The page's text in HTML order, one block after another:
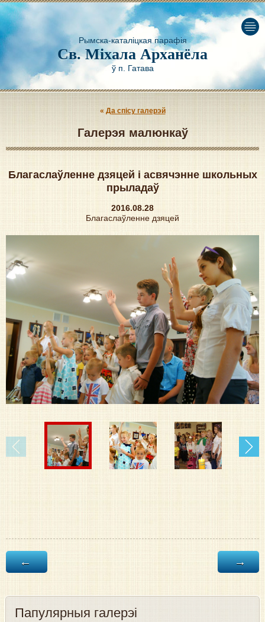
Рымска-каталіцкая парафія
Св. Міхала Арханёла
ў п. Гатава
Да спісу галерэй
Галерэя малюнкаў
Благаслаўленне дзяцей i асвячэнне школьных
прыладаў
2016.08.28
Благаслаўленне дзяцей
← →
Папулярныя галерэі